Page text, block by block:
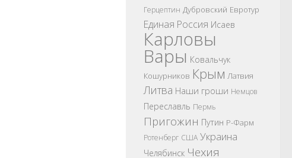
Герцептин Дубровский Евротур
Единая Россия Исаев
Карловы
Вары Ковальчук
Кошурников Крым Латвия
Литва Наши гроши Немцов
Переславль Пермь
Пригожин Путин Р-Фарм
Ротенберг США Украина
Челябинск Чехия